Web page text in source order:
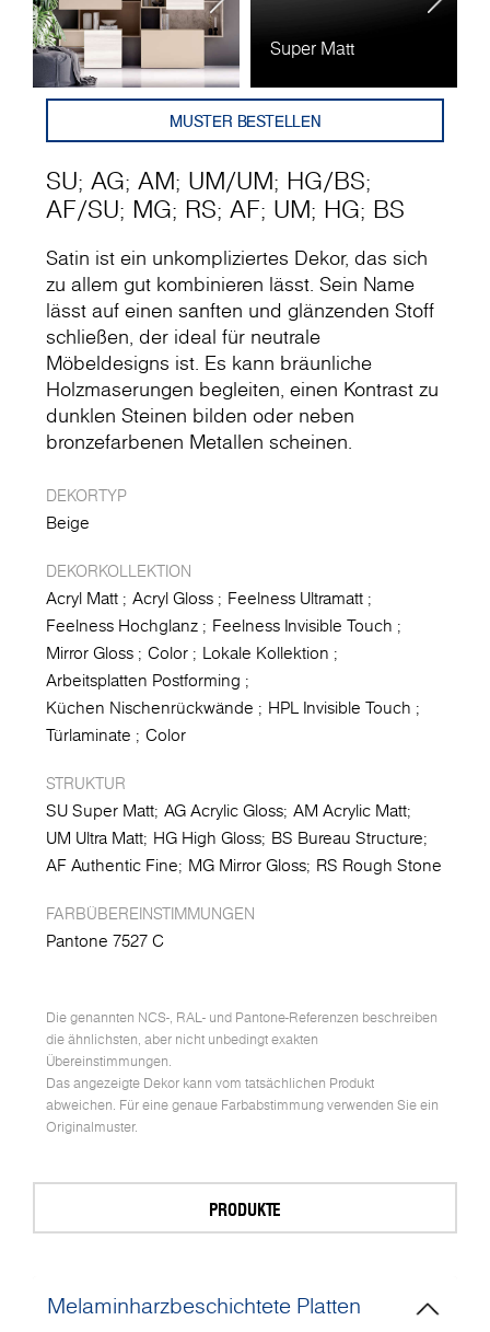
Super Matt
SU; AG; AM; UM/UM; HG/BS;
AF/SU; MG; RS; AF; UM; HG; BS
MUSTER BESTELLEN
Satin ist ein unkompliziertes Dekor, das sich
zu allem gut kombinieren lässt. Sein Name
lässt auf einen sanften und glänzenden Stoff
schließen, der ideal für neutrale
Möbeldesigns ist. Es kann bräunliche
Holzmaserungen begleiten, einen Kontrast zu
dunklen Steinen bilden oder neben
bronzefarbenen Metallen scheinen.
DEKORTYP
Beige
DEKORKOLLEKTION
Acryl Matt Acryl Gloss
Feelness Ultramatt
Feelness Hochglanz
Feelness Invisible Touch
Mirror Gloss
Color
Lokale Kollektion
Arbeitsplatten Postforming
Küchen Nischenrückwände
HPL Invisible Touch
Türlaminate
Color
STRUKTUR
SU Super Matt AG Acrylic Gloss AM Acrylic Matt
UM Ultra Matt HG High Gloss BS Bureau Structure
AF Authentic Fine MG Mirror Gloss RS Rough Stone
FARBÜBEREINSTIMMUNGEN
Pantone 7527 C
Die genannten NCS-, RAL- und Pantone-Referenzen beschreiben
die ähnlichsten, aber nicht unbedingt exakten
Übereinstimmungen.
Das angezeigte Dekor kann vom tatsächlichen Produkt
abweichen. Für eine genaue Farbabstimmung verwenden Sie ein
Originalmuster.
PRODUKTE
Melaminharzbeschichtete Platten